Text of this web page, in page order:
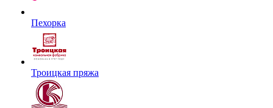
Пехорка
Троицкая пряжа